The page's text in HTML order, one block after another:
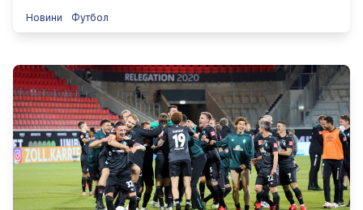
Новини Футбол